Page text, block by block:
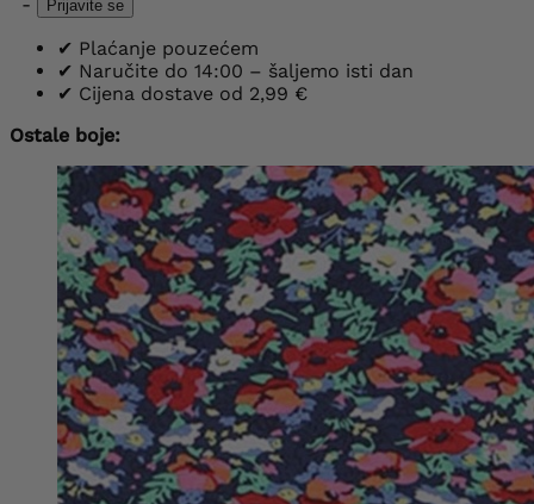
Prijavite se
✔ Plaćanje pouzećem
✔ Naručite do 14:00 – šaljemo isti dan
✔ Cijena dostave od 2,99 €
Ostale boje: